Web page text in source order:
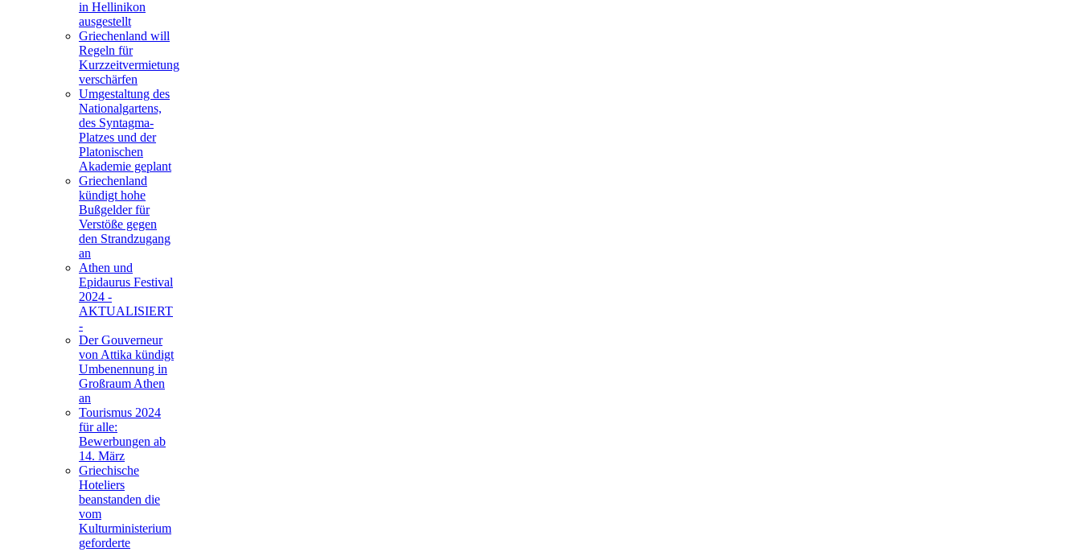
in Hellinikon
ausgestellt
Griechenland will
Regeln für
Kurzzeitvermietung
verschärfen
Umgestaltung des
Nationalgartens,
des Syntagma-
Platzes und der
Platonischen
Akademie geplant
Griechenland
kündigt hohe
Bußgelder für
Verstöße gegen
den Strandzugang
an
Athen und
Epidaurus Festival
2024 -
AKTUALISIERT
-
Der Gouverneur
von Attika kündigt
Umbenennung in
Großraum Athen
an
Tourismus 2024
für alle:
Bewerbungen ab
14. März
Griechische
Hoteliers
beanstanden die
vom
Kulturministerium
geforderte